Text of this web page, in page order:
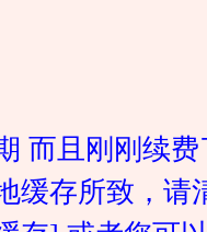
而且刚刚续
缓存所致，